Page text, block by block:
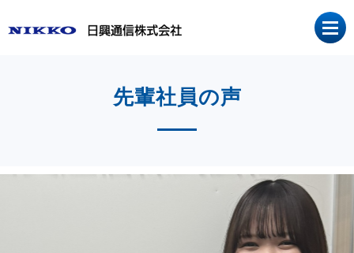
先輩社員の声